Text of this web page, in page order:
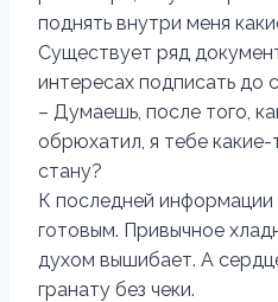
поднять внутри меня
Существует ряд
интересах подписать до
– Думаешь, после того,
обрюхатил, я тебе
стану?
К последней информации
готовым. Привычное
духом вышибает. А
гранату без чеки.